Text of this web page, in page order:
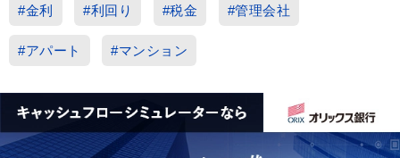
#金利 #利回り #税金 #管理会社
#アパート #マンション